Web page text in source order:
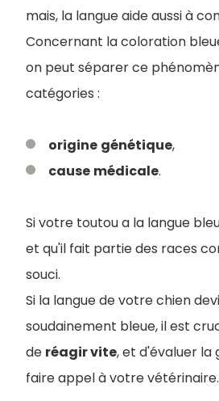
mais, la langue aide aussi à
Concernant la coloration
on peut séparer ce
catégories :
origine génétique,
cause médicale.
Si votre toutou a la langue
et qu'il fait partie des races
souci.
Si la langue de votre chien
soudainement bleue, il est
de réagir vite, et d'évaluer la
faire appel à votre vétérinaire.